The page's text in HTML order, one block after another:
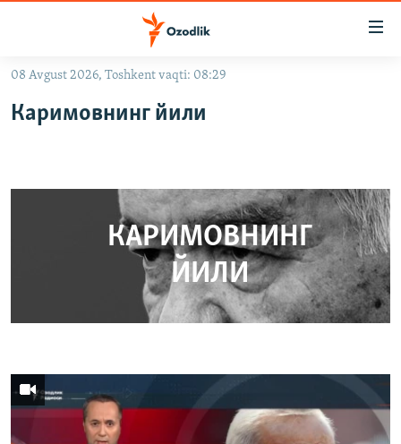
Асосий
навигацияга
OZODVIDEO
ИЖТИМОИЙ ТАРМОҚЛАР
Озодлик бошқа тилларда
08 Avgust 2026, Toshkent vaqti: 08:29
Каримовнинг йили
КАРИМОВНИНГ
ЙИЛИ